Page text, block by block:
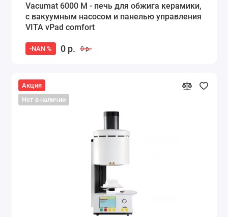
Vacumat 6000 M - печь для обжига керамики,
с вакуумным насосом и панелью управления
VITA vPad comfort
-NAN % 0 р. 0 р.
Акция
Нет в наличии